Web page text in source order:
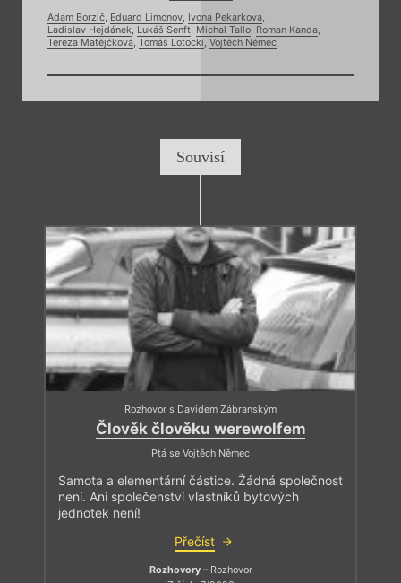
Adam Borzič, Eduard Limonov, Ivona Pekárková,
Ladislav Hejdánek, Lukáš Senft, Michal Tallo, Roman Kanda,
Tereza Matějčková, Tomáš Lotocki, Vojtěch Němec
Souvisí
Rozhovor s Davidem Zábranským
Člověk člověku werewolfem
Ptá se Vojtěch Němec
Samota a elementární částice. Žádná společnost
není. Ani společenství vlastníků bytových
jednotek není!
Přečíst
Rozhovory– Rozhovor